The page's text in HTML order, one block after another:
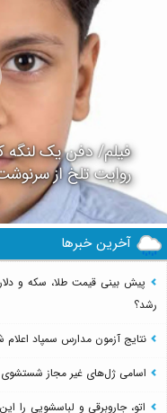
روایت تلخ از
آخرین خبرها
رشد؟
نتایج آزمون مدارس سمپاد اعلام شد/
اسامی ژل‌های غیر مجاز
اتو، جاروبرقی و لباسشویی